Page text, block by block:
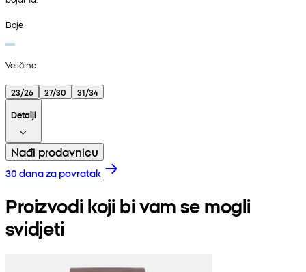
Boje
Veličine
23/26 27/30
31/34
Detalji
Nađi prodavnicu
30 dana za povratak
Proizvodi koji bi vam se mogli
svidjeti